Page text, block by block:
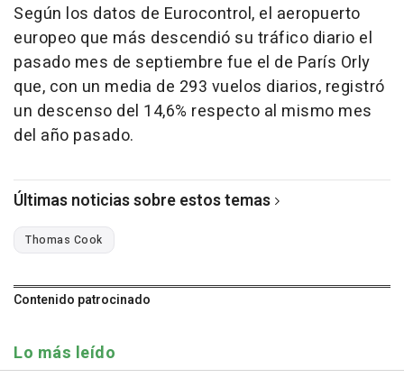
Según los datos de Eurocontrol, el aeropuerto
europeo que más descendió su tráfico diario el
pasado mes de septiembre fue el de París Orly
que, con un media de 293 vuelos diarios, registró
un descenso del 14,6% respecto al mismo mes
del año pasado.
Últimas noticias sobre estos temas
Thomas Cook
Contenido patrocinado
Lo más leído